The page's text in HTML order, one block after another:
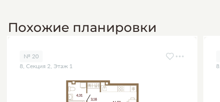
Похожие планировки
№ 20
8, Секция 2, Этаж 1